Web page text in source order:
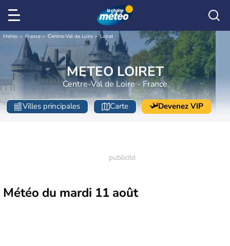
Météo France Centre-Val de Loire Loiret
METEO LOIRET
Centre-Val de Loire - France
Villes principales Carte Devenez VIP
Météo du mardi 11 août